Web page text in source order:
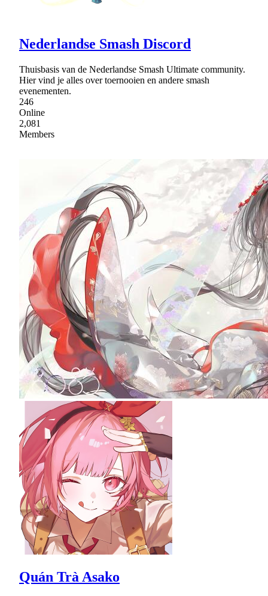
Nederlandse Smash Discord
Thuisbasis van de Nederlandse Smash Ultimate community.
Hier vind je alles over toernooien en andere smash
evenementen.
246
Online
2,081
Members
Quán Trà Asako